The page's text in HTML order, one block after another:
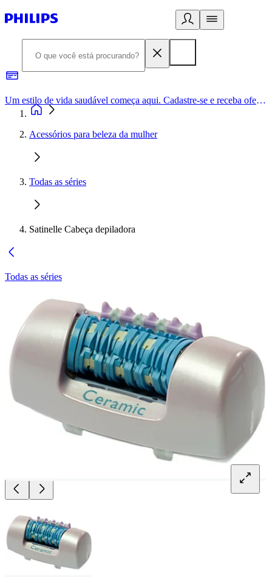
Um estilo de vida saudável começa aqui. Cadastre-se e receba ofertas exclusivas.
Acessórios para beleza da mulher
Todas as séries
Satinelle Cabeça depiladora
Todas as séries